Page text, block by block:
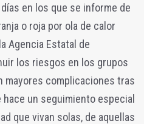
en los que se informe de
o roja por ola de calor
Agencia Estatal de
los riesgos en los grupos
mayores complicaciones tras
un seguimiento especial
que vivan solas, de aquellas